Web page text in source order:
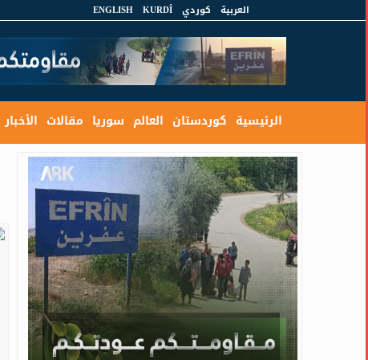
العربية كوردي KURDÎ
ENGLISH
الرئيسية كوردستان العالم سوريا مقالات الأخبار